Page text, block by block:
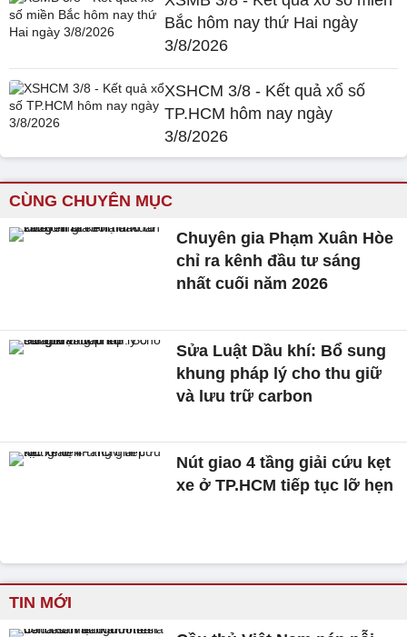
Bắc hôm nay thứ Hai ngày
3/8/2026
XSHCM 3/8 - Kết quả xổ số
TP.HCM hôm nay ngày
3/8/2026
CÙNG CHUYÊN MỤC
Chuyên gia Phạm Xuân Hòe
chỉ ra kênh đầu tư sáng
nhất cuối năm 2026
Sửa Luật Dầu khí: Bổ sung
khung pháp lý cho thu giữ
và lưu trữ carbon
Nút giao 4 tầng giải cứu kẹt
xe ở TP.HCM tiếp tục lỡ hẹn
TIN MỚI